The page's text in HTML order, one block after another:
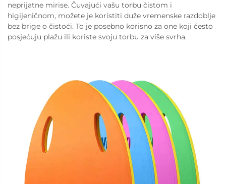
neprijatne mirise. Čuvajući vašu torbu čistom i
higiјeničnom, možete je koristiti duže vremenske razdoblje
bez brige o čistoći. To je posebno korisno za one koji često
posjećuju plažu ili koriste svoju torbu za više svrha.